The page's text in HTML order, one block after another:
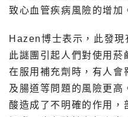
致心血管疾病風險的增加
Hazen博士表示，此發現
此謎團引起人們對使用菸
在服用補充劑時，有人會
及腸道等問題的風險更高
酸造成了不明確的作用，